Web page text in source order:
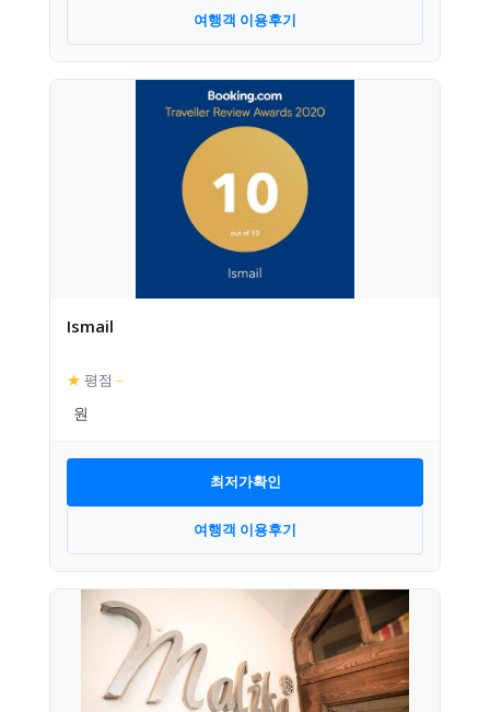
여행객 이용후기
Ismail
★ 평점 –
최저가확인
여행객 이용후기